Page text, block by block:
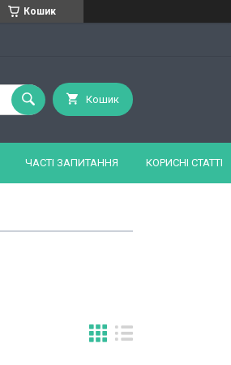
Кошик
Кошик
ЧАСТІ ЗАПИТАННЯ КОРИСНІ СТАТТІ